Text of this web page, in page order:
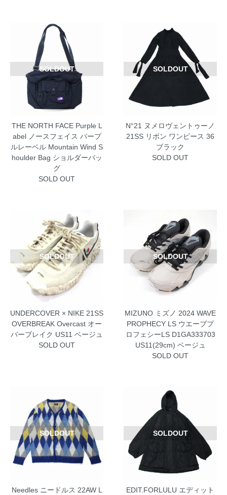
SOLDOUT
THE NORTH FACE Purple L
abel ノースフェイス パープ
ルレーベル Mountain Wind S
houlder Bag ショルダーバッ
グ
SOLD OUT
SOLDOUT
N°21 ヌメロヴェントゥーノ
21SS リボン ワンピース 36
ブラック
SOLD OUT
SOLDOUT
UNDERCOVER × NIKE 21SS
OVERBREAK Overcast オー
バーブレイク US11 ベージュ
SOLD OUT
SOLDOUT
MIZUNO ミズノ 2024 WAVE
PROPHECY LS ウエーブプ
ロフェシーLS D1GA333703
US11(29cm) ベージュ
SOLD OUT
SOLDOUT
Needles ニードルス 22AW L
SOLDOUT
EDIT.FORLULU エディット